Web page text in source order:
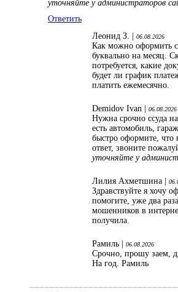
уточняйте у администраторов
Ответить
Леонид З. |
06.08.2026
Как можно оформить
буквально на месяц.
потребуется, какие
будет ли график
платить ежемесячно.
Demidov Ivan | 06.08.2026
Нужна срочно ссуда
есть автомобиль,
быстро оформите, что
ответ, звоните
уточняйте у
Лилия Ахметшина |
Здравствуйте я хочу
помогите, уже два
мошенников в
получила.
Рамиль | 06.08.2026
Срочно, прошу заем,
На год. Рамиль